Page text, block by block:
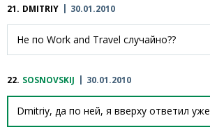
21. DMITRIY 30.01.2010
Не по Work and Travel случайно??
22. SOSNOVSKIJ 30.01.2010
Dmitriy, да по ней, я вверху ответил уже